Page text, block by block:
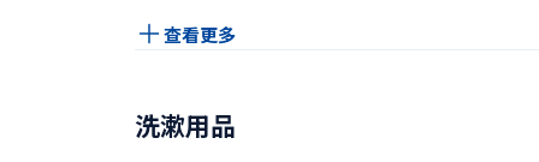
查看更多
洗漱用品